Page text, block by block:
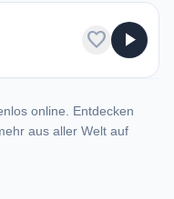
favorite play_arrow
online. Entdecken
aus aller Welt auf